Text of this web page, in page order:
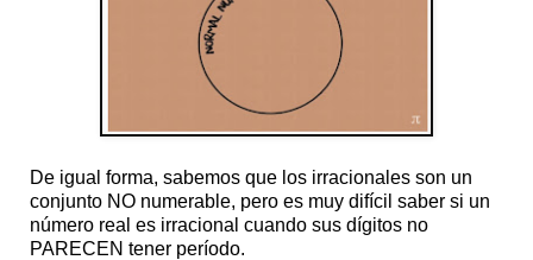
De igual forma, sabemos que los irracionales son un
conjunto NO numerable, pero es muy difícil saber si un
número real es irracional cuando sus dígitos no
PARECEN tener período.